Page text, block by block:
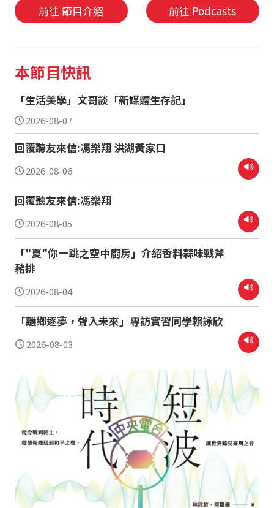
前往 節目介紹 前往 Podcasts
本節目快訊
「生活美學」文哥談「新媒體生存記」
2026-08-07
回覆聽友來信:馮樂翔 洪湖黃家口
2026-08-06
回覆聽友來信:馮樂翔
2026-08-05
「"夏"你一跳之空中廚房」介紹香料蒜味戰斧
豬排
2026-08-04
「離鄉逐夢，聲入未來」專訪實習同學賴詠欣
2026-08-03